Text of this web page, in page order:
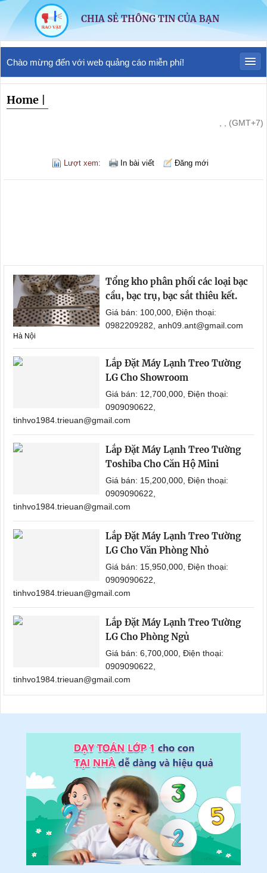
CHIA SẺ THÔNG TIN CỦA BẠN
Chào mừng đến với web quảng cáo miễn phí!
Home
, , (GMT+7)
Lượt xem: In bài viết Đăng mới
Tổng kho phân phối các loại bạc
cầu, bạc trụ, bạc sắt thiêu kết.
Giá bán: 100,000, Điện thoại:
0982209282, anh09.ant@gmail.com
Hà Nội
Lắp Đặt Máy Lạnh Treo Tường
LG Cho Showroom
Giá bán: 12,700,000, Điện thoại:
0909090622,
tinhvo1984.trieuan@gmail.com
Lắp Đặt Máy Lạnh Treo Tường
Toshiba Cho Căn Hộ Mini
Giá bán: 15,200,000, Điện thoại:
0909090622,
tinhvo1984.trieuan@gmail.com
Lắp Đặt Máy Lạnh Treo Tường
LG Cho Văn Phòng Nhỏ
Giá bán: 15,950,000, Điện thoại:
0909090622,
tinhvo1984.trieuan@gmail.com
Lắp Đặt Máy Lạnh Treo Tường
LG Cho Phòng Ngủ
Giá bán: 6,700,000, Điện thoại:
0909090622,
tinhvo1984.trieuan@gmail.com